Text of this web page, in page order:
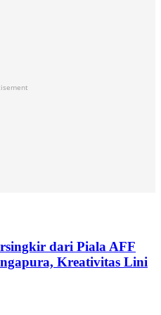
dari Piala AFF
Kreativitas Lini